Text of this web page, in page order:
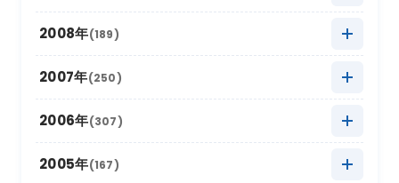
2018年2月 (10)
2017年3月 (11)
2017年2月 (4)
2016年4月
2016年3月 (10)
2016年2月 (6)
2015年5月 (17)
2015年4月
2015年3月 (12)
2015年2月 (7)
2014年6月 (8)
2014年5月 (12)
2014年4月
2014年3月 (9)
2013年7月 (19)
2013年6月 (12)
2013年5月 (16)
2013年4月
2012年9月 (18)
2012年7月 (17)
2012年6月 (17)
2012年5月 (16)
2011年10月 (22)
2011年9月 (17)
2011年7月 (21)
2011年6月 (9)
2010年11月
2010年10月 (13)
2010年9月 (19)
2010年7月 (12)
2009年12月 (15)
2009年11月
2009年10月 (13)
2009年9月 (22)
2008年(189)
2008年12月 (10)
2008年11月
2008年10月 (16)
2007年(250)
2007年12月 (17)
2007年11月
2006年(307)
2006年12月 (30)
2005年(167)